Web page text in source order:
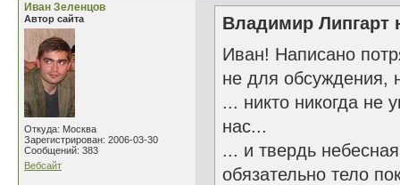
Иван Зеленцов
Автор сайта
Откуда: Москва
Зарегистрирован: 2006-03-30
Сообщений: 383
Вебсайт
Владимир Липгарт
Иван! Написано
не для обсуждения,
... никто никогда не
нас...
... и твердь
обязательно тело